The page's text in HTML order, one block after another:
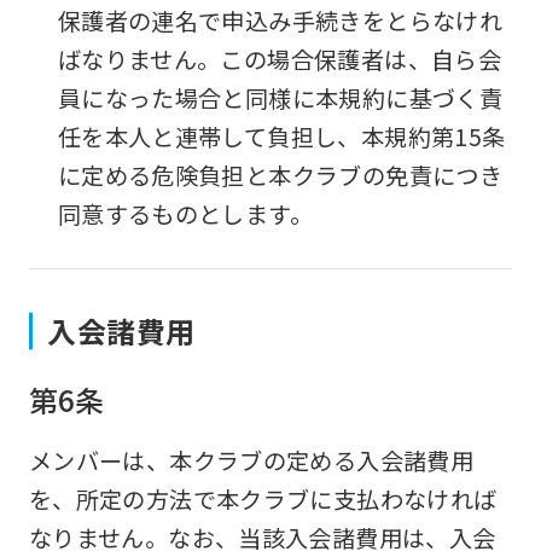
保護者の連名で申込み手続きをとらなけれ
ばなりません。この場合保護者は、自ら会
員になった場合と同様に本規約に基づく責
任を本人と連帯して負担し、本規約第15条
に定める危険負担と本クラブの免責につき
同意するものとします。
入会諸費用
第6条
メンバーは、本クラブの定める入会諸費用
を、所定の方法で本クラブに支払わなければ
なりません。なお、当該入会諸費用は、入会